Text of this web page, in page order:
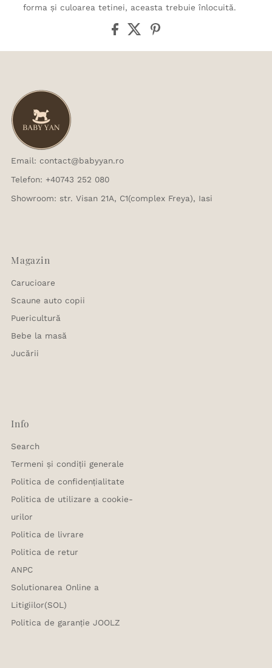
forma și culoarea tetinei, aceasta trebuie înlocuită.
Email: contact@babyyan.ro
Telefon: +40743 252 080
Showroom: str. Visan 21A, C1(complex Freya), Iasi
Magazin
Carucioare
Scaune auto copii
Puericultură
Bebe la masă
Jucării
Info
Search
Termeni și condiții generale
Politica de confidențialitate
Politica de utilizare a cookie-
urilor
Politica de livrare
Politica de retur
ANPC
Solutionarea Online a
Litigiilor(SOL)
Politica de garanție JOOLZ